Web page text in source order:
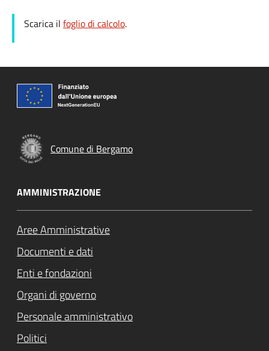
Scarica il foglio di calcolo.
Comune di Bergamo
AMMINISTRAZIONE
Aree Amministrative
Documenti e dati
Enti e fondazioni
Organi di governo
Personale amministrativo
Politici